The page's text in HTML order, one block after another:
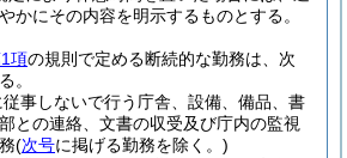
かにその内容を明示するものとする。
項の規則で定める断続的な勤務は、次
。
事しないで行う庁舎、設備、備品、書
との連絡、文書の収受及び庁内の監視
(次号に掲げる勤務を除く。)